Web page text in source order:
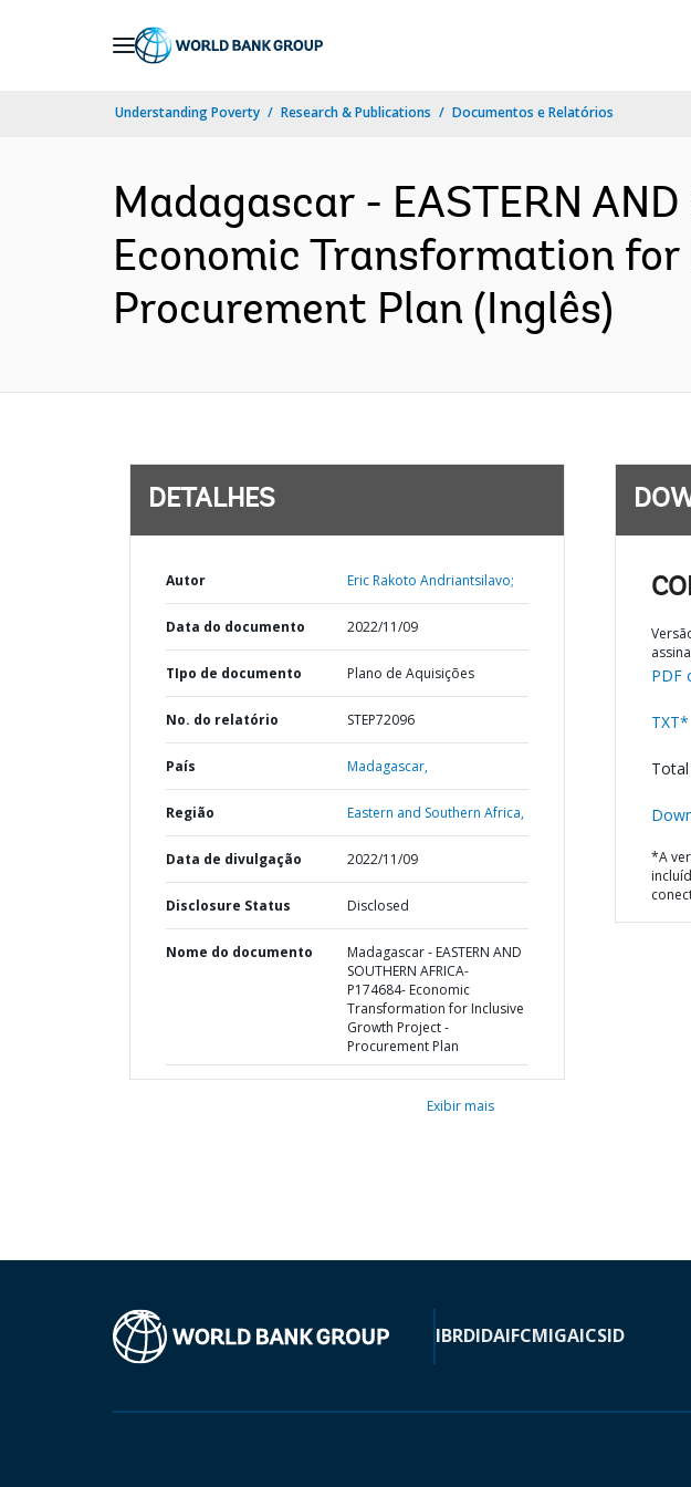
Understanding Poverty Research & Publications Documentos e Relatórios
Madagascar - EASTERN
Economic Transformation
Procurement Plan (Inglês)
DETALHES
Autor Eric Rakoto Andriantsilavo;
Data do documento 2022/11/09
TIpo de documento Plano de Aquisições
No. do relatório STEP72096
País Madagascar,
Região Eastern and Southern Africa,
Data de divulgação 2022/11/09
Disclosure Status Disclosed
Nome do documento
Madagascar - EASTERN AND
SOUTHERN AFRICA-
P174684- Economic
Transformation for Inclusive
Growth Project -
Procurement Plan
Exibir mais
PDF
TXT*
*A
IBRDIDAIFCMIGAICSID